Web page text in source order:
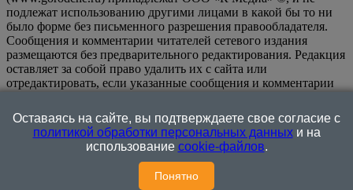
подлежат использованию другими лицами в какой бы то ни
было форме без письменного разрешения правообладателя.
Сообщения и комментарии читателей сетевого издания
размещаются без предварительного редактирования. Редакция
оставляет за собой право удалить их с сайта или
отредактировать, если указанные сообщения и комментарии
или нарушением иных требований закона.
информационном ресурсе применяются рекомендательные
технологии (информационные технологии предоставления
информации на основе сбора, систематизации и анализа
сведений, относящихся к предпочтениям пользователей сети
"Интернет", находящихся на территории Российской
Оставаясь на сайте, вы подтверждаете свое согласие с
политикой обработки персональных данныхи на
использование cookie-файлов.
Понятно